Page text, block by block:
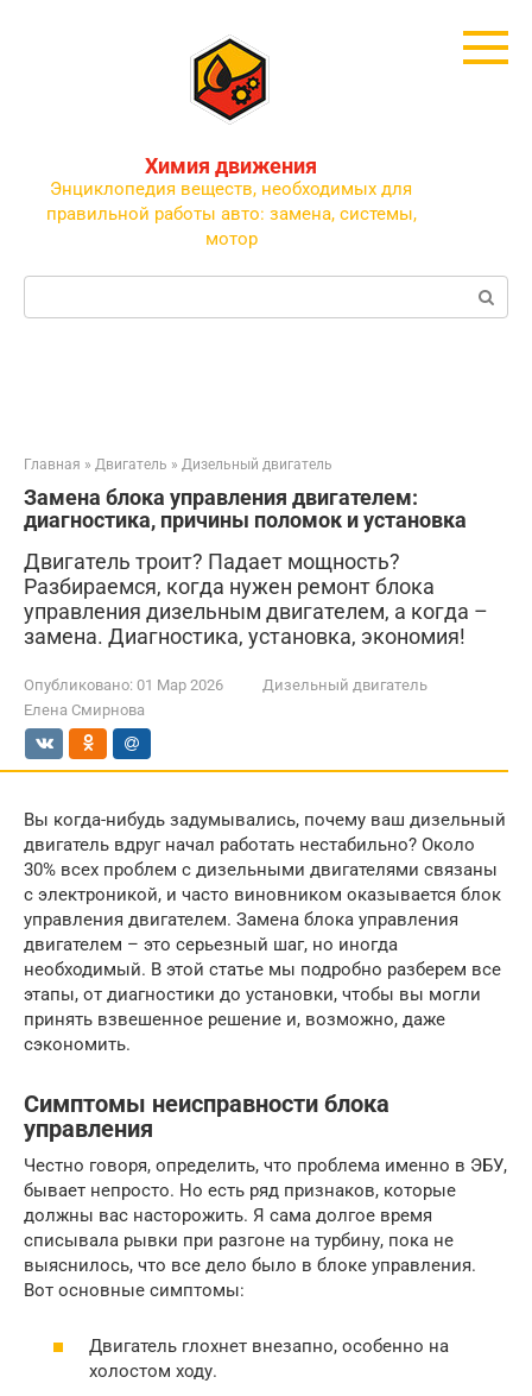
Химия движения
Энциклопедия веществ, необходимых для
правильной работы авто: замена, системы,
мотор
Поиск:
Главная » Двигатель » Дизельный двигатель
Замена блока управления двигателем:
диагностика, причины поломок и установка
Двигатель троит? Падает мощность?
Разбираемся, когда нужен ремонт блока
управления дизельным двигателем, а когда –
замена. Диагностика, установка, экономия!
Опубликовано: 01 Мар 2026
Дизельный двигатель
Елена Смирнова
Вы когда-нибудь задумывались, почему ваш дизельный
двигатель вдруг начал работать нестабильно? Около
30% всех проблем с дизельными двигателями связаны
с электроникой, и часто виновником оказывается блок
управления двигателем. Замена блока управления
двигателем – это серьезный шаг, но иногда
необходимый. В этой статье мы подробно разберем все
этапы, от диагностики до установки, чтобы вы могли
принять взвешенное решение и, возможно, даже
сэкономить.
Симптомы неисправности блока
управления
Честно говоря, определить, что проблема именно в ЭБУ,
бывает непросто. Но есть ряд признаков, которые
должны вас насторожить. Я сама долгое время
списывала рывки при разгоне на турбину, пока не
выяснилось, что все дело было в блоке управления.
Вот основные симптомы:
Двигатель глохнет внезапно, особенно на
холостом ходу.